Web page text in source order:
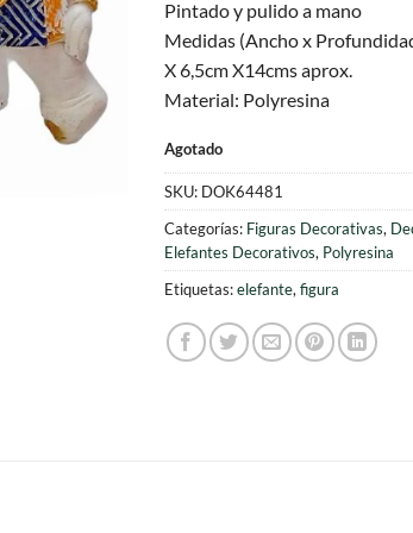
Pintado y pulido a mano
Medidas (Ancho x
X 6,5cm X14cms aprox.
Material: Polyresina
Agotado
SKU: DOK64481
Categorías: Figuras Decorativas,
Elefantes Decorativos, Polyresina
Etiquetas:elefante,figura